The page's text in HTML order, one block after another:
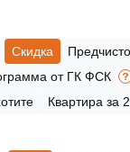
Скидка
от ГК ФСК
Квартира за